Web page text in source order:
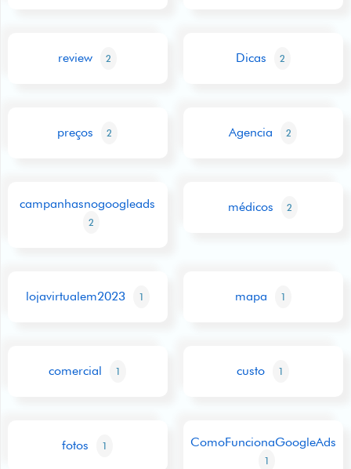
review 2 Dicas 2
preços 2 Agencia 2
campanhasnogoogleads
2
médicos 2
lojavirtualem2023 1 mapa 1
comercial 1 custo 1
fotos 1 ComoFuncionaGoogleAds
1